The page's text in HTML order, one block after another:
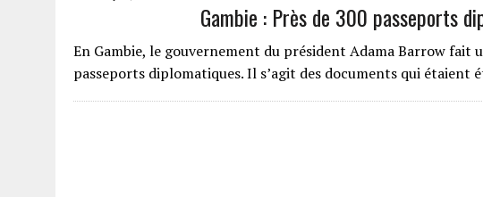
Gambie : Près de 300 passeports
En Gambie, le gouvernement du président Adama Barrow
passeports diplomatiques. Il s’agit des documents qui étaient